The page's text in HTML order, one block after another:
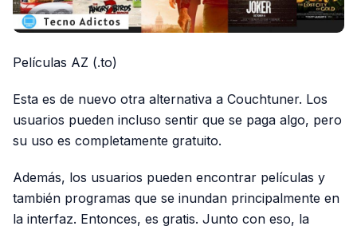
Películas AZ (.to)
Esta es de nuevo otra alternativa a Couchtuner. Los
usuarios pueden incluso sentir que se paga algo, pero
su uso es completamente gratuito.
Además, los usuarios pueden encontrar películas y
también programas que se inundan principalmente en
la interfaz. Entonces, es gratis. Junto con eso, la